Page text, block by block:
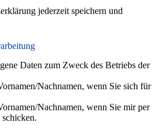
jederzeit speichern und
Daten zum Zweck des Betriebs der
Nachnamen, wenn Sie sich für
Nachnamen, wenn Sie mir per